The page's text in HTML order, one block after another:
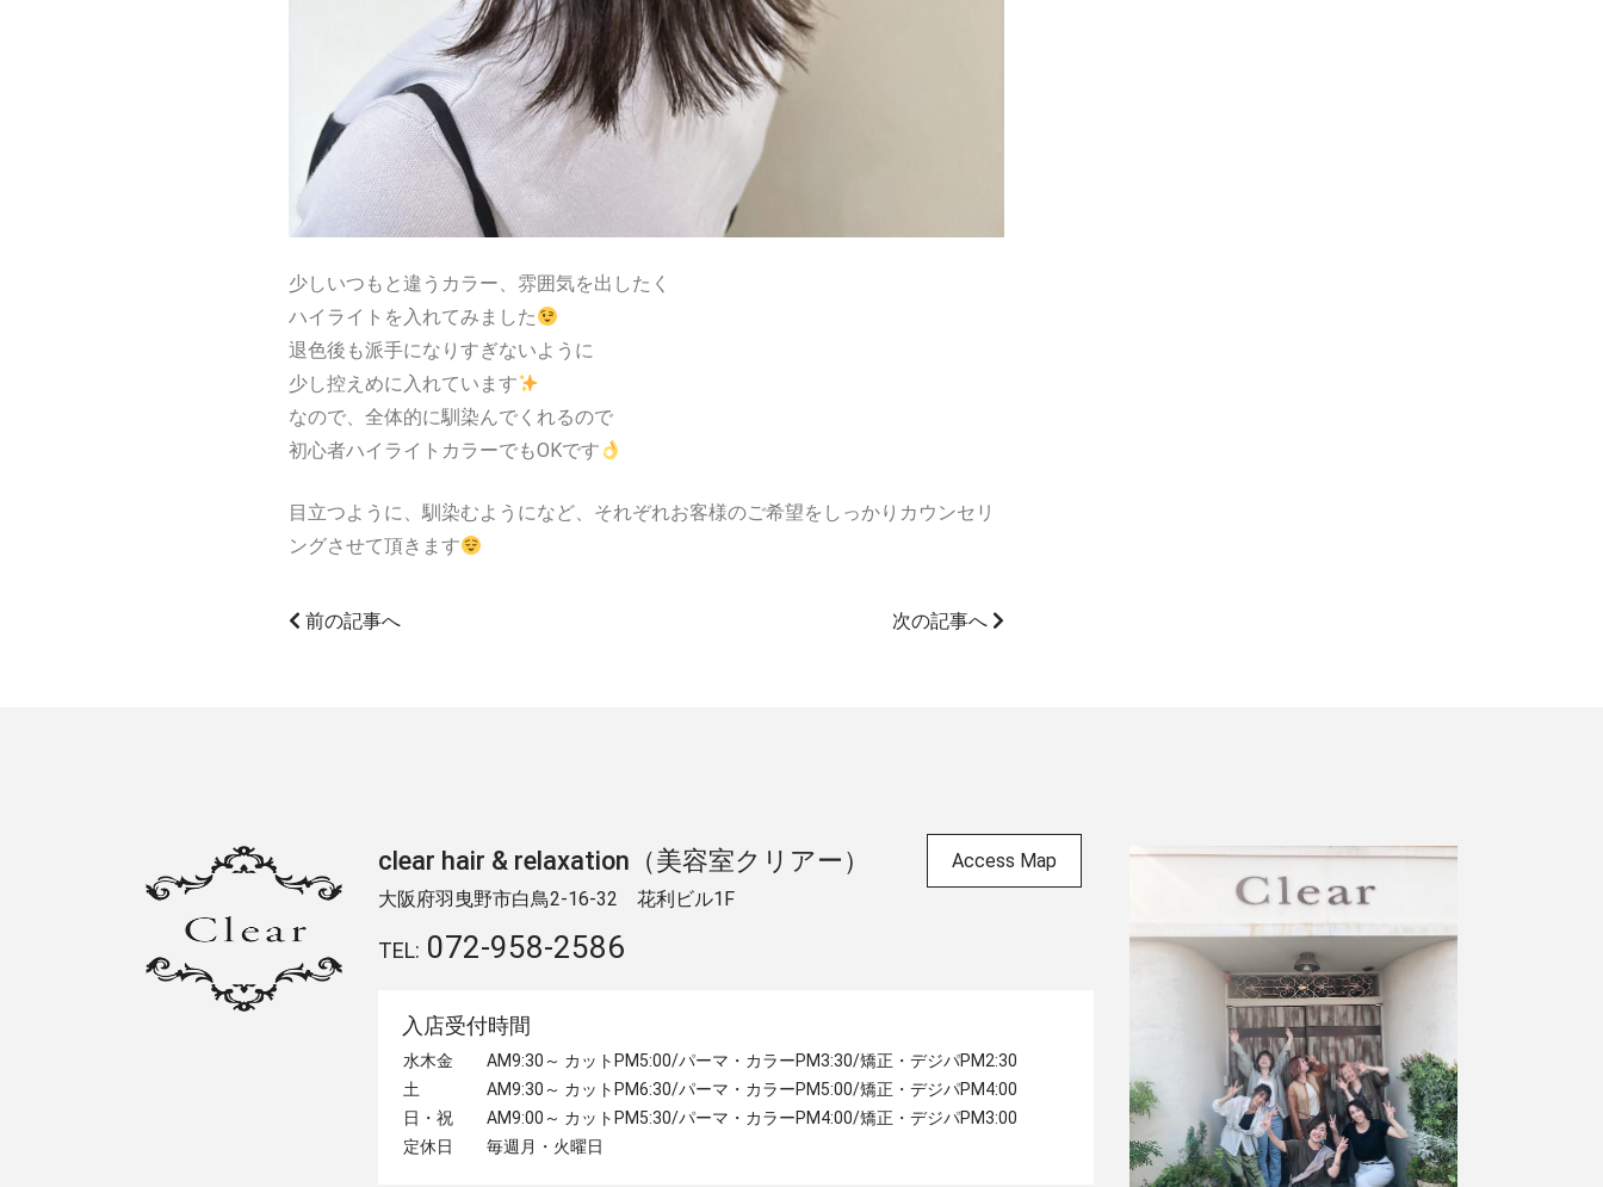
少しいつもと違うカラー、雰囲気を出したく
ハイライトを入れてみました
退色後も派手になりすぎないように
少し控えめに入れています
なので、全体的に馴染んでくれるので
初心者ハイライトカラーでもOKです
目立つように、馴染むようになど、それぞれお客様のご希望をしっかりカウンセリ
ングさせて頂きます
前の記事へ 次の記事へ
clear hair & relaxation（美容室クリアー）
大阪府羽曳野市白鳥2-16-32 ​花利ビル1F
TEL: 072-958-2586
Access Map
入店受付時間
水木金
AM9:30～ カットPM5:00/パーマ・カラーPM3:30/矯正・デジパPM2:30
土
AM9:30～ カットPM6:30/パーマ・カラーPM5:00/矯正・デジパPM4:00
日・祝
AM9:00～ カットPM5:30/パーマ・カラーPM4:00/矯正・デジパPM3:00
定休日
毎週月・火曜日